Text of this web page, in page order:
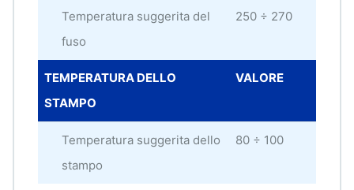
Temperatura suggerita del
fuso
250 ÷ 270
TEMPERATURA DELLO
STAMPO
VALORE
Temperatura suggerita dello
stampo
80 ÷ 100